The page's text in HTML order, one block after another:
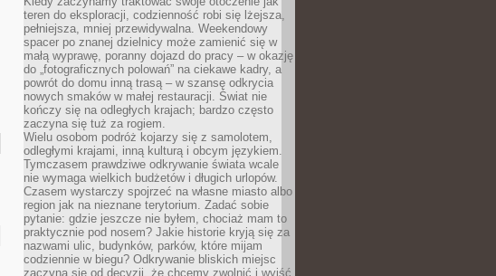
teren do eksploracji, codzienność robi się lżejsza,
pełniejsza, mniej przewidywalna. Weekendowy
spacer po znanej dzielnicy może zamienić się w
małą wyprawę, poranny dojazd do pracy – w okazję
do „fotograficznych polowań” na ciekawe kadry, a
powrót do domu inną trasą – w szansę odkrycia
nowych smaków w małej restauracji. Świat nie
kończy się na odległych krajach; bardzo często
zaczyna się tuż za rogiem.
Wielu osobom podróż kojarzy się z samolotem,
odległymi krajami, inną kulturą i obcym językiem.
Tymczasem prawdziwe odkrywanie świata wcale
nie wymaga wielkich budżetów i długich urlopów.
Czasem wystarczy spojrzeć na własne miasto albo
region jak na nieznane terytorium. Zadać sobie
pytanie: gdzie jeszcze nie byłem, chociaż mam to
praktycznie pod nosem? Jakie historie kryją się za
nazwami ulic, budynków, parków, które mijam
codziennie w biegu? Odkrywanie bliskich miejsc
zaczyna się od decyzji, że chcemy zwolnić i wyjść